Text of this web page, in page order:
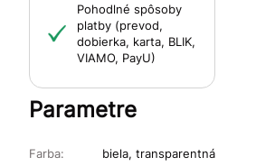
Pohodlné spôsoby
platby (prevod,
dobierka, karta, BLIK,
VIAMO, PayU)
Parametre
Farba: biela, transparentná